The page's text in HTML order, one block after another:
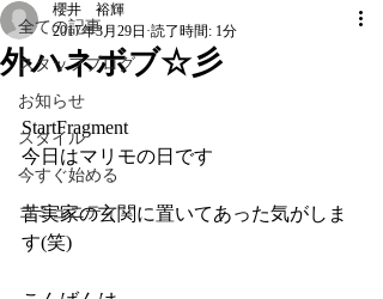
全ての記事
スタッフブログ
お知らせ
スタイル
今すぐ始める
コミュニティ
外ハネボブ☆彡
櫻井 裕輝
2017年3月29日 読了時間: 1分
StartFragment
今日はマリモの日です
昔実家の玄関に置いてあった気がしま
す(笑)